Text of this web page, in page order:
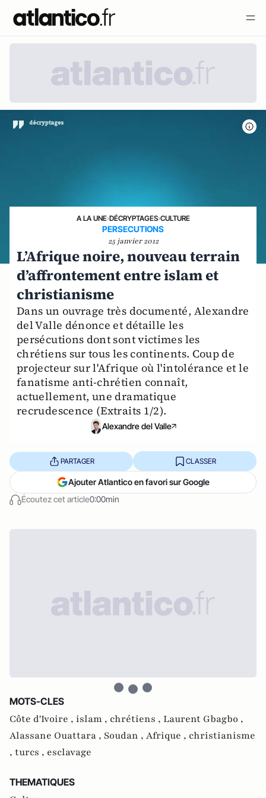
A LA UNE›DÉCRYPTAGES›CULTURE
PERSECUTIONS
25 janvier 2012
L’Afrique noire, nouveau terrain
d’affrontement entre islam et
christianisme
Dans un ouvrage très documenté, Alexandre
del Valle dénonce et détaille les
persécutions dont sont victimes les
chrétiens sur tous les continents. Coup de
projecteur sur l'Afrique où l'intolérance et le
fanatisme anti-chrétien connaît,
actuellement, une dramatique
recrudescence (Extraits 1/2).
Alexandre del Valle
Écoutez cet article0:00min
PARTAGER CLASSER
Ajouter Atlantico en favori sur Google
MOTS-CLES
Côte d'Ivoire , islam , chrétiens , Laurent Gbagbo ,
Alassane Ouattara , Soudan , Afrique , christianisme
, turcs , esclavage
THEMATIQUES